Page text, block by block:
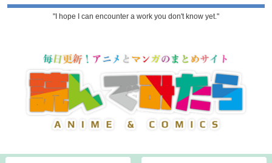
"I hope I can encounter a work you don't know yet."